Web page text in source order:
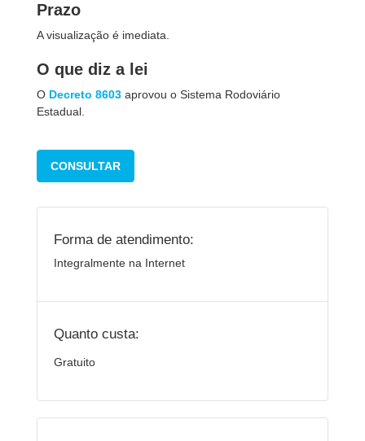
Prazo
A visualização é imediata.
O que diz a lei
O Decreto 8603 aprovou o Sistema Rodoviário
Estadual.
CONSULTAR
Forma de atendimento:
Integralmente na Internet
Quanto custa:
Gratuito